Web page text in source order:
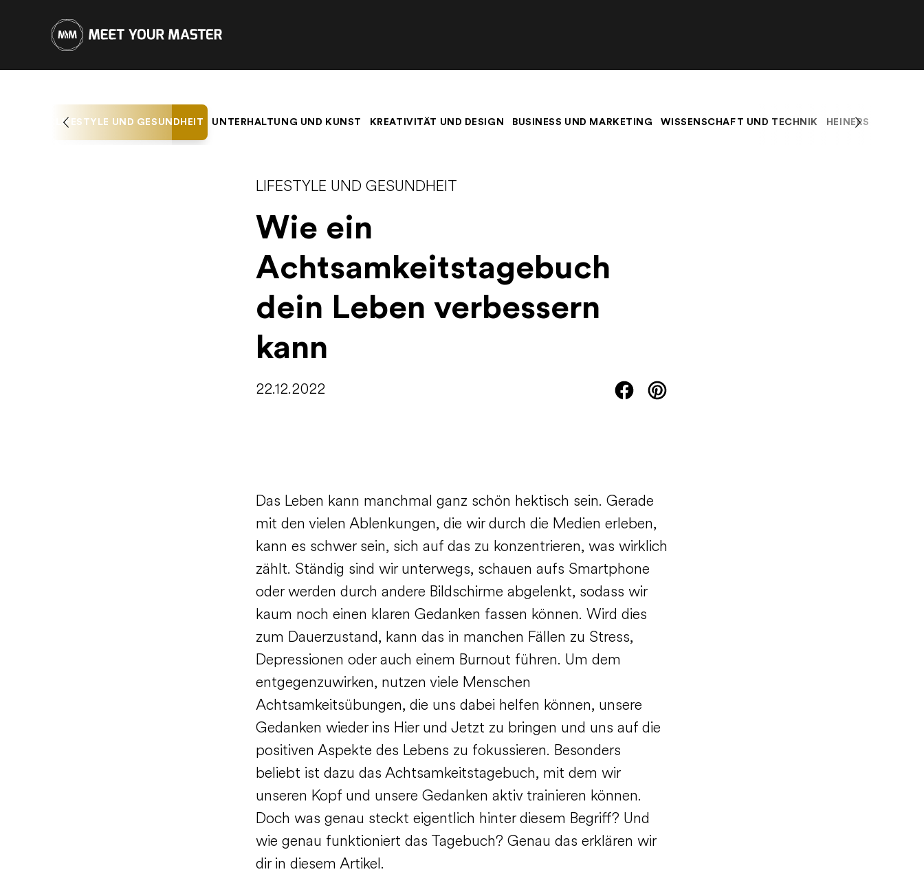
LIFESTYLE UND GESUNDHEIT UNTERHALTUNG UND KUNST KREATIVITÄT UND DESIGN BUSINESS UND MARKETING WISSENSCHAFT UND TECHNIK HEINERS BLOG
LIFESTYLE UND GESUNDHEIT
Wie ein
Achtsamkeitstagebuch
dein Leben verbessern
kann
22.12.2022
Das Leben kann manchmal ganz schön hektisch sein. Gerade
mit den vielen Ablenkungen, die wir durch die Medien erleben,
kann es schwer sein, sich auf das zu konzentrieren, was wirklich
zählt. Ständig sind wir unterwegs, schauen aufs Smartphone
oder werden durch andere Bildschirme abgelenkt, sodass wir
kaum noch einen klaren Gedanken fassen können. Wird dies
zum Dauerzustand, kann das in manchen Fällen zu Stress,
Depressionen oder auch einem Burnout führen. Um dem
entgegenzuwirken, nutzen viele Menschen
Achtsamkeitsübungen, die uns dabei helfen können, unsere
Gedanken wieder ins Hier und Jetzt zu bringen und uns auf die
positiven Aspekte des Lebens zu fokussieren. Besonders
beliebt ist dazu das Achtsamkeitstagebuch, mit dem wir
unseren Kopf und unsere Gedanken aktiv trainieren können.
Doch was genau steckt eigentlich hinter diesem Begriff? Und
wie genau funktioniert das Tagebuch? Genau das erklären wir
dir in diesem Artikel.